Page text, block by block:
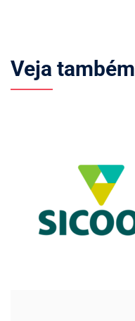
Veja também